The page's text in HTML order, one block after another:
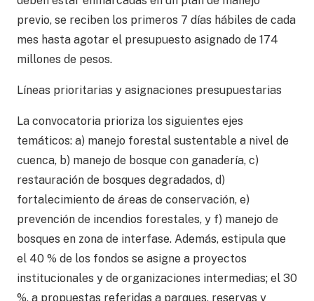
previo, se reciben los primeros 7 días hábiles de cada
mes hasta agotar el presupuesto asignado de 174
millones de pesos.
Líneas prioritarias y asignaciones presupuestarias
La convocatoria prioriza los siguientes ejes
temáticos: a) manejo forestal sustentable a nivel de
cuenca, b) manejo de bosque con ganadería, c)
restauración de bosques degradados, d)
fortalecimiento de áreas de conservación, e)
prevención de incendios forestales, y f) manejo de
bosques en zona de interfase. Además, estipula que
el 40 % de los fondos se asigne a proyectos
institucionales y de organizaciones intermedias; el 30
%, a propuestas referidas a parques, reservas y